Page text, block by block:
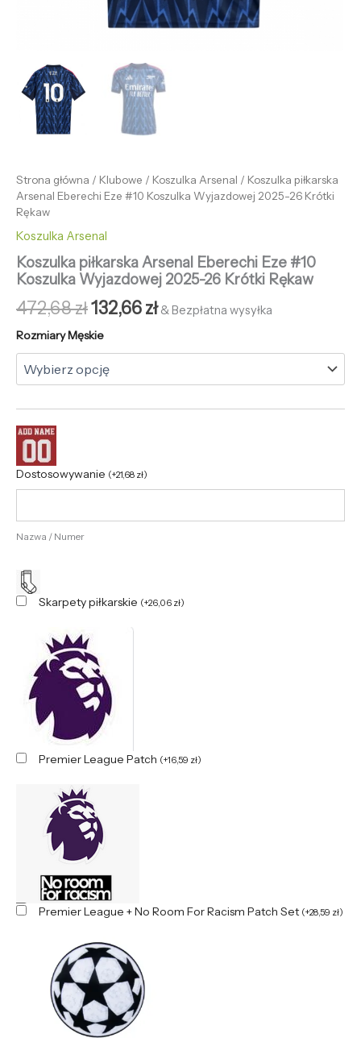
Strona główna / Klubowe / Koszulka Arsenal / Koszulka piłkarska
Arsenal Eberechi Eze #10 Koszulka Wyjazdowej 2025-26 Krótki
Rękaw
Koszulka Arsenal
Koszulka piłkarska Arsenal Eberechi Eze #10
Koszulka Wyjazdowej 2025-26 Krótki Rękaw
472,68zł132,66zł & Bezpłatna wysyłka
Rozmiary Męskie
Dostosowywanie (+21,68 zł)
Nazwa / Numer
Skarpety piłkarskie (+26,06 zł)
Premier League Patch (+16,59 zł)
Premier League + No Room For Racism Patch Set (+28,59 zł)